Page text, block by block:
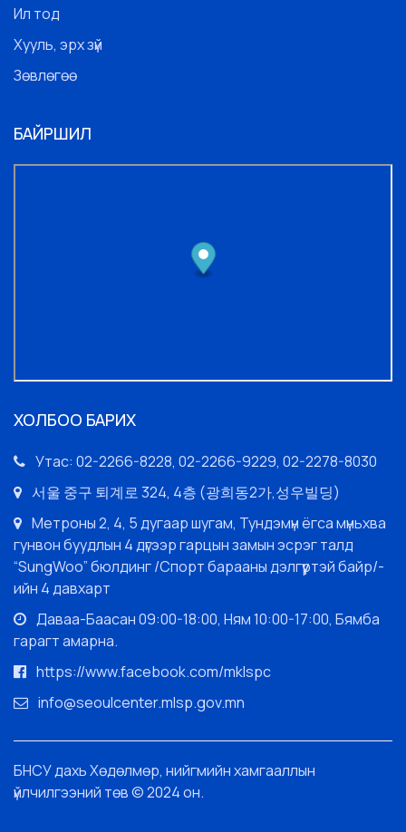
Ил тод
Хууль, эрх зүй
Зөвлөгөө
БАЙРШИЛ
ХОЛБОО БАРИХ
Утас: 02-2266-8228, 02-2266-9229, 02-2278-8030
서울 중구 퇴계로 324, 4층 (광희동2가,성우빌딩)
Метроны 2, 4, 5 дугаар шугам, Тундэмүн ёгса мүньхва
гунвон буудлын 4 дүгээр гарцын замын эсрэг талд
“SungWoo” бюлдинг /Спорт барааны дэлгүүртэй байр/-
ийн 4 давхарт
Даваа-Баасан 09:00-18:00, Ням 10:00-17:00, Бямба
гарагт амарна.
https://www.facebook.com/mklspc
info@seoulcenter.mlsp.gov.mn
БНСУ дахь Хөдөлмөр, нийгмийн хамгааллын
үйлчилгээний төв © 2024 он.